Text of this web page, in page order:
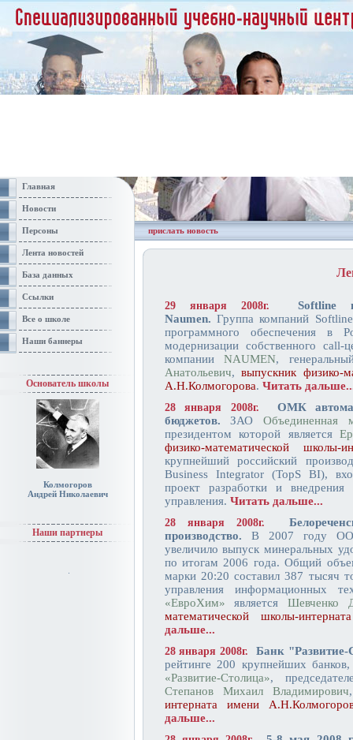
Главная
Новости
Персоны
Лента новостей
База данных
Ссылки
Все о школе
Наши баннеры
Основатель школы
Колмогоров
Андрей Николаевич
Наши партнеры
прислать новость
29 января 2008г.
Softline
Naumen. Группа компаний
программного обеспечения в
модернизации собственного
компанииNAUMEN,
Анатольевич, выпускник физико-
А.Н.Колмогорова. Читать
28 января 2008г.
ОМК
бюджетов. ЗАО Объединенная
президентом которой является
физико-математической
крупнейший российский
Business Integrator (TopS BI),
проект разработки и
управления. Читать дальше...
28 января 2008г.
производство. В 2007 году ООО
увеличило выпуск минеральных
по итогам 2006 года. Общий
марки 20:20 составил 387 тысяч
управления информационных
«ЕвроХим» являетсяШевченко
математической школы-
дальше...
28 января 2008г.
Банк
рейтинге 200 крупнейших
«Развитие-Столица»,
Степанов Михаил Владимирович
интерната имени
дальше...